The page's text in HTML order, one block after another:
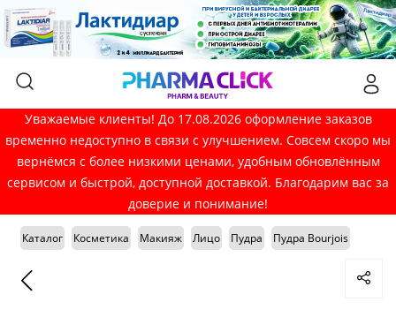
Уважаемые клиенты! До 17.08.2026 оформление заказов
временно недоступно в связи с улучшением. Совсем скоро мы
вернёмся с более низкими ценами, удобным обновлённым
сервисом и быстрой, доступной доставкой. Благодарим вас за
доверие и понимание!
Каталог Косметика Макияж Лицо Пудра Пудра Bourjois